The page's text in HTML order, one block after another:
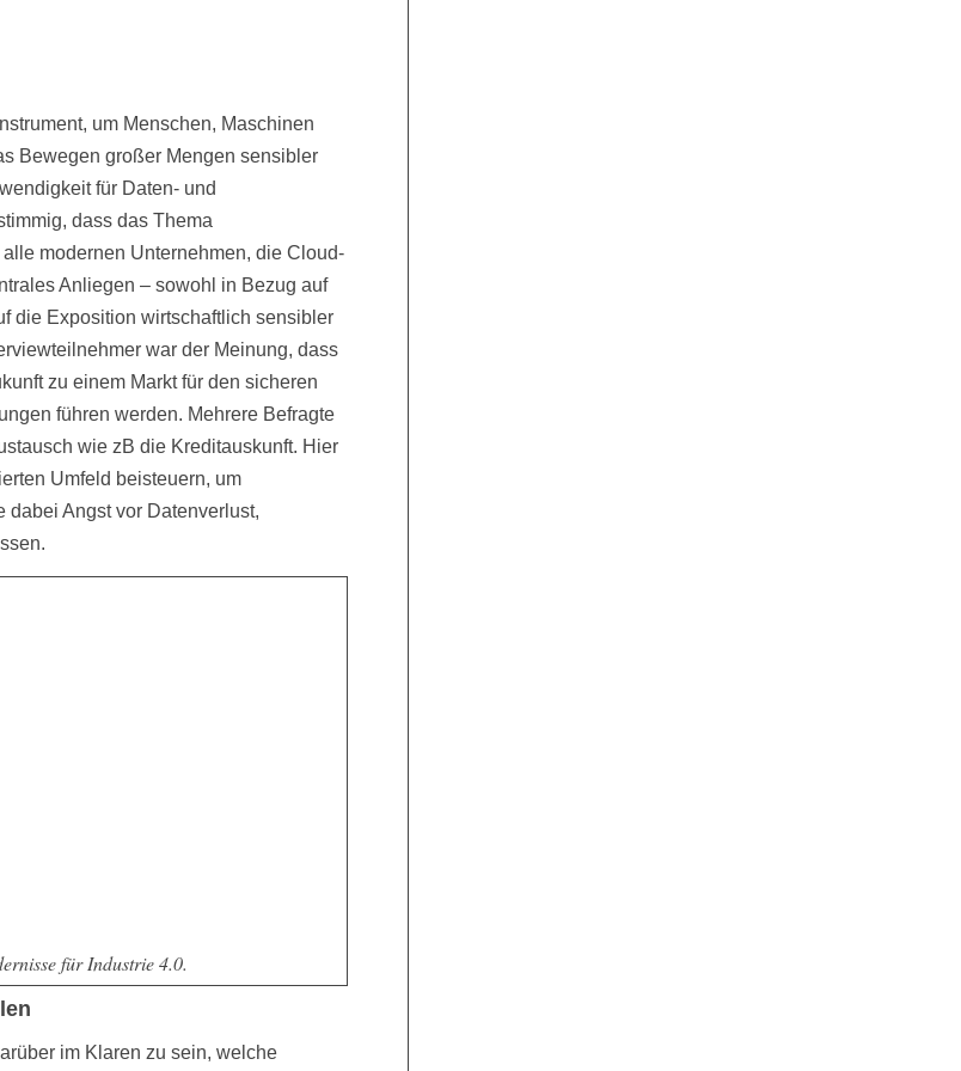
um Menschen, Maschinen
Bewegen großer Mengen sensibler
für Daten- und
dass das Thema
modernen Unternehmen, die Cloud-
Anliegen – sowohl in Bezug auf
die Exposition wirtschaftlich sensibler
war der Meinung, dass
zu einem Markt für den sicheren
führen werden. Mehrere Befragte
wie zB die Kreditauskunft. Hier
Umfeld beisteuern, um
Angst vor Datenverlust,
für Industrie 4.0.
im Klaren zu sein, welche